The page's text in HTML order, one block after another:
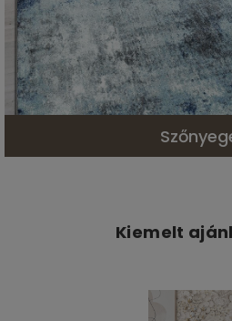
Kiemelt